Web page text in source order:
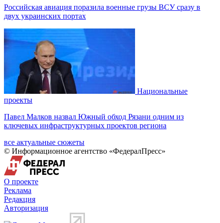
Российская авиация поразила военные грузы ВСУ сразу в
двух украинских портах
Национальные
проекты
Павел Малков назвал Южный обход Рязани одним из
ключевых инфраструктурных проектов региона
все актуальные сюжеты
© Информационное агентство «ФедералПресс»
О проекте
Реклама
Редакция
Авторизация